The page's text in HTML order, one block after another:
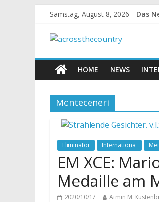
Samstag, August 8, 2026 Das
HOME
NEWS
Monteceneri
Eliminator International
EM XCE:
Medaille am
2020/10/17 Armin M.